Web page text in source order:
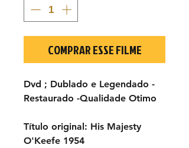
COMPRAR ESSE FILME
Dvd ; Dublado e Legendado -
Restaurado -Qualidade Otimo
Título original: His Majesty
O'Keefe 1954